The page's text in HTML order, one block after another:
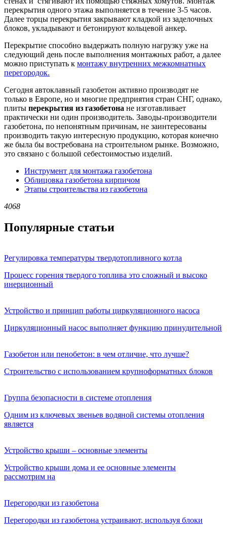
перекрытия одного этажа выполняется в течение 3-5 часов.
Далее торцы перекрытия закрывают кладкой из заделочных
блоков, укладывают и бетонируют кольцевой анкер.
Перекрытие способно выдержать полную нагрузку уже на
следующий день после выполнения монтажных работ, а далее
можно приступать к монтажу внутренних межкомнатных
перегородок.
Сегодня автоклавный газобетон активно производят не
только в Европе, но и многие предприятия стран СНГ, однако,
плиты перекрытия из газобетона не изготавливает
практически ни один производитель. Заводы-производители
газобетона, по непонятным причинам, не заинтересованы
производить такую интересную продукцию, которая конечно
же была бы востребована на строительном рынке. Возможно,
это связано с большой себестоимостью изделий.
Инструмент для монтажа газобетона
Облицовка газобетона кирпичом
Этапы строительства из газобетона
4068
Популярные статьи
Регулировка температуры твердотопливного котла
Процесс горения твердого топлива это сложный и высоко
инерционный
Устройство и принцип работы циркуляционного насоса
Циркуляционный насос выполняет функцию принудительной
Газобетон или пенобетон: в чем отличие, что лучше?
Строительство с использованием крупноформатных блоков
Группа безопасности в системе отопления
Одним из ключевых звеньев водяной системы отопления
является
Устройство крыши – основные элементы
Устройство крыши дома и ее основные элементы
рассмотрим на
Перегородки из газобетона
Перегородки из газобетона устраивают, используя блоки